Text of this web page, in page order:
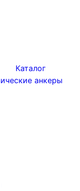
Каталог